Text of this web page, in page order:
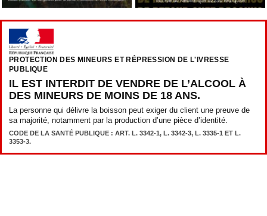
PROTECTION DES MINEURS ET RÉPRESSION DE L'IVRESSE
PUBLIQUE
IL EST INTERDIT DE VENDRE DE L’ALCOOL À
DES MINEURS DE MOINS DE 18 ANS.
La personne qui délivre la boisson peut exiger du client une preuve de
sa majorité, notamment par la production d’une pièce d’identité.
CODE DE LA SANTÉ PUBLIQUE : ART. L. 3342-1, L. 3342-3, L. 3335-1 ET L.
3353-3.